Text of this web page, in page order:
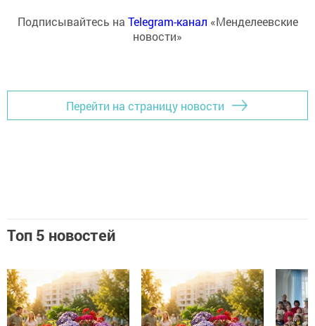
Подписывайтесь на Telegram-канал «Менделеевские
новости»
Перейти на страницу новости
Топ 5 новостей